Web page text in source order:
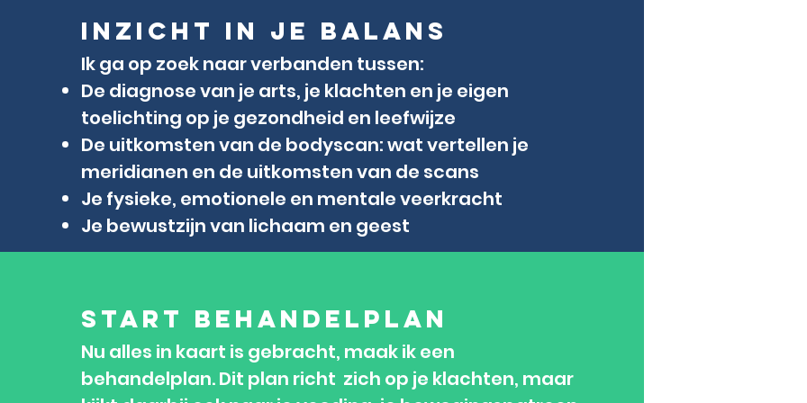
inzicht in je balans
Ik ga op zoek naar verbanden tussen:
De diagnose van je arts, je klachten en je eigen
toelichting op je gezondheid en leefwijze
De uitkomsten van de bodyscan: wat vertellen je
meridianen en de uitkomsten van de scans
Je fysieke, emotionele en mentale veerkracht
Je bewustzijn van lichaam en geest
Start behandelplan
Nu alles in kaart is gebracht, maak ik een
behandelplan. Dit plan richt zich op je klachten, maar